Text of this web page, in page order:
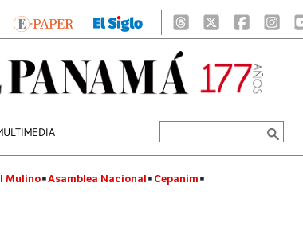
Mulino Asamblea Nacional Cepanim